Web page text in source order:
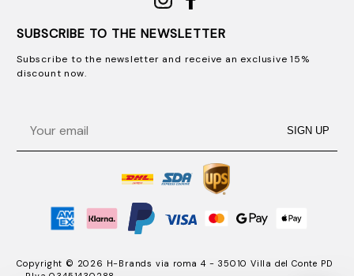
SUBSCRIBE TO THE NEWSLETTER
Subscribe to the newsletter and receive an exclusive 15%
discount now.
SIGN UP
Copyright © 2026 H-Brands via roma 4 - 35010 Villa del Conte PD